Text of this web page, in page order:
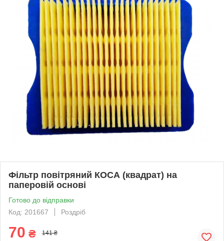
Фільтр повітряний КОСА (квадрат) на
паперовій основі
Готово до відправки
Код: 201667
Роздріб
70 ₴ 141 ₴